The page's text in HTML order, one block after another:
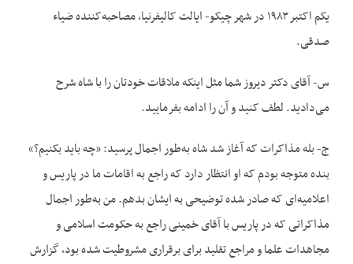
یکم اکتبر ۱۹۸۳ در شهر چیکو- ایالت کالیفرنیا، مصاحبه‌‌کننده ضیاء
صدقی.
س- آقای دکتر دیروز شما مثل اینکه ملاقات خودتان را با شاه شرح
می‌‌دادید. لطف کنید و آن را ادامه بفرمایید.
ج- بله مذاکرات که آغاز شد شاه به‌‌طور اجمال پرسید: «چه باید بکنیم؟»
بنده متوجه بودم که او انتظار دارد که راجع به اقامات ما در پاریس و
اعلامیه‌‌ای که صادر شده توضیحی به ایشان بدهم. من به‌‌طور اجمال
مذاکراتی که در پاریس با آقای خمینی راجع به حکومت اسلامی و
مجاهدات علما و مراجع تقلید برای برقراری مشروطیت شده بود، گزارش